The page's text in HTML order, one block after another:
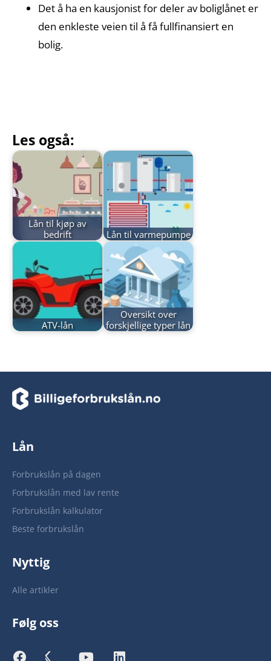
Det å ha en kausjonist for deler av boliglånet er
den enkleste veien til å få fullfinansiert en
bolig.
Les også:
Lån til kjøp av
bedrift
Lån til varmepumpe
ATV-lån
Oversikt over
forskjellige typer lån
Lån
Forbrukslån på dagen
Forbrukslån med lav rente
Forbrukslån kalkulator
Beste forbrukslån
Nyttig
Alle artikler
Følg oss